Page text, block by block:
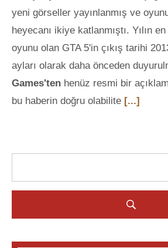
yeni görseller yayınlanmış ve
heyecanı ikiye katlanmıştı. Yılın
oyunu olan GTA 5'in çıkış tarihi
ayları olarak daha önceden
Games'ten henüz resmi bir
bu haberin doğru olabilite [...]